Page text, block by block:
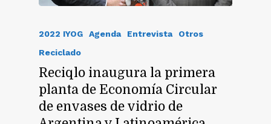
2022 IYOG Agenda Entrevista
Otros
Reciclado
Reciqlo inaugura la primera
planta de Economía Circular
de envases de vidrio de